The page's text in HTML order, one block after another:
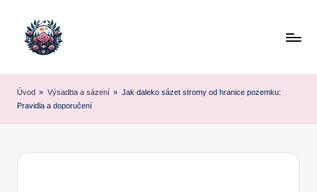
Úvod » Výsadba a sázení » Jak daleko sázet stromy od hranice pozemku:
Pravidla a doporučení